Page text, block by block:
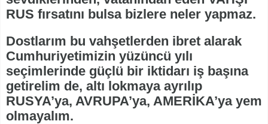
RUS fırsatını bulsa bizlere neler yapmaz.
Dostlarım bu vahşetlerden ibret alarak
Cumhuriyetimizin yüzüncü yılı
seçimlerinde güçlü bir iktidarı iş başına
getirelim de, altı lokmaya ayrılıp
RUSYA’ya, AVRUPA’ya, AMERİKA’ya yem
olmayalım.